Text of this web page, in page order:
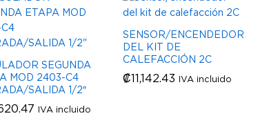
SEGUNDA
MOD 2403-C4
SALIDA 1/2″
IVA incluido
SENSOR/ENCENDEDOR
DEL KIT DE
CALEFACCIÓN 2C
₡11,142.43 IVA incluido
₡11,142.43